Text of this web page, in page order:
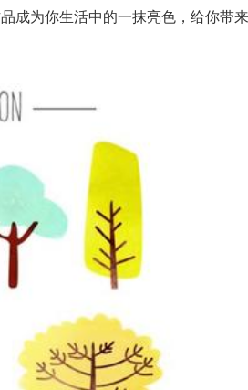
为你生活中的一抹亮色，给你带来